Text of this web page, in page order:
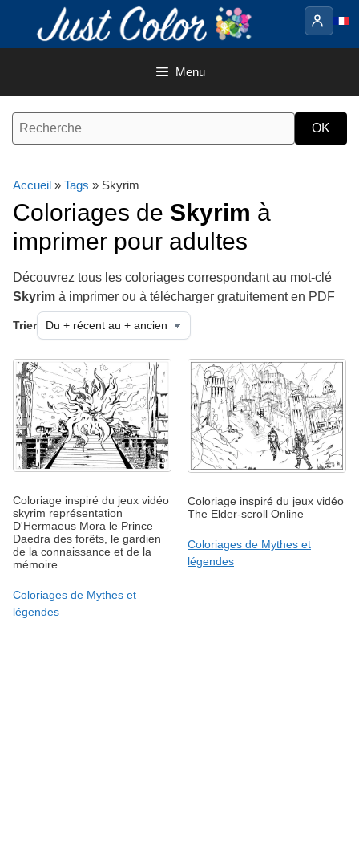
contenu
Menu
Accueil » Tags » Skyrim
Coloriages de Skyrim à
imprimer pour adultes
Découvrez tous les coloriages correspondant au mot-clé
Skyrim à imprimer ou à télécharger gratuitement en PDF
Trier
Coloriage inspiré du jeux vidéo
skyrim représentation
D'Hermaeus Mora le Prince
Daedra des forêts, le gardien
de la connaissance et de la
mémoire
Coloriages de Mythes et
légendes
Coloriage inspiré du jeux vidéo
The Elder-scroll Online
Coloriages de Mythes et
légendes